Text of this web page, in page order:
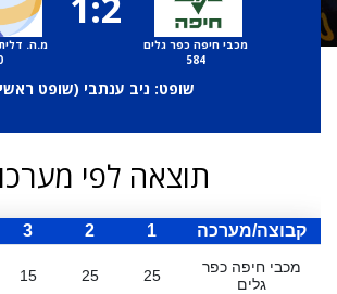
מכבי חיפה כפר גלים
584
מ.ה.
שופט: ניב ענתבי (שופט ראשי
תוצאה לפי
קבוצה/מערכה 1
2
3
מכבי חיפה כפר
גלים
25
25
15